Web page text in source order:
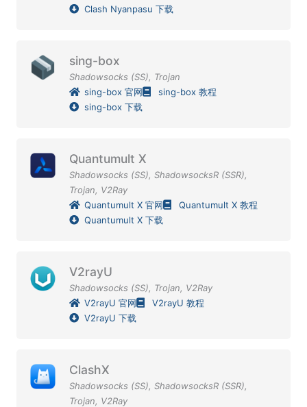
Clash Nyanpasu 下载
sing-box
Shadowsocks (SS), Trojan
sing-box 官网
sing-box 教程
sing-box 下载
Quantumult X
Shadowsocks (SS), ShadowsocksR (SSR),
Trojan, V2Ray
Quantumult X 官网
Quantumult X 教程
Quantumult X 下载
V2rayU
Shadowsocks (SS), Trojan, V2Ray
V2rayU 官网
V2rayU 教程
V2rayU 下载
ClashX
Shadowsocks (SS), ShadowsocksR (SSR),
Trojan, V2Ray